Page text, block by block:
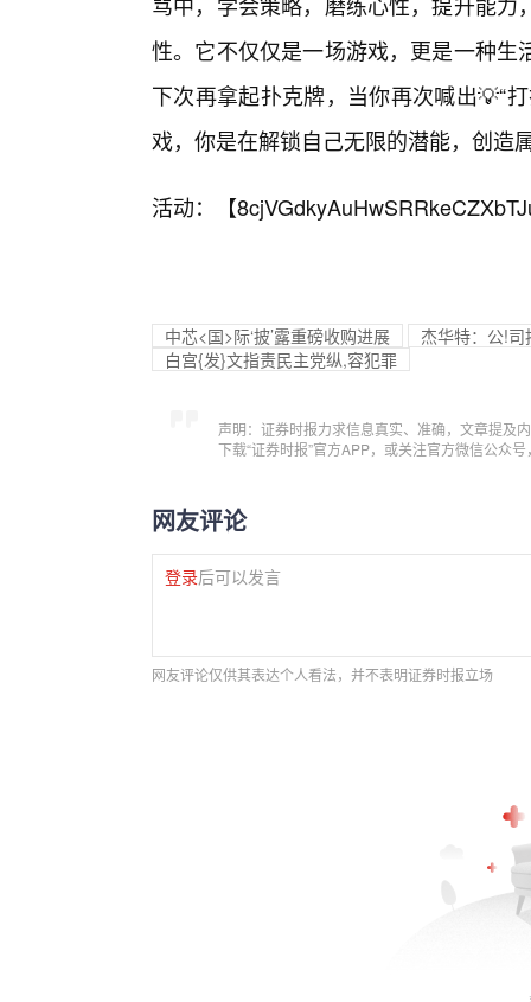
性。它不仅仅是一场游戏，更是一种
下次再拿起扑克牌，当你再次喊出💡“
戏，你是在解锁自己无限的潜能，创造
活动：【
中芯<国>际‘披’露重磅收购进展
杰华特：公!
白宫{发}文指责民主党纵,容犯罪
声明：证券时报力求信息真实、准确，文章提及
下载“证券时报”官方APP，或关注官方微信公众
网友评论
登录后可以发言
网友评论仅供其表达个人看法，并不表明证券时报立场